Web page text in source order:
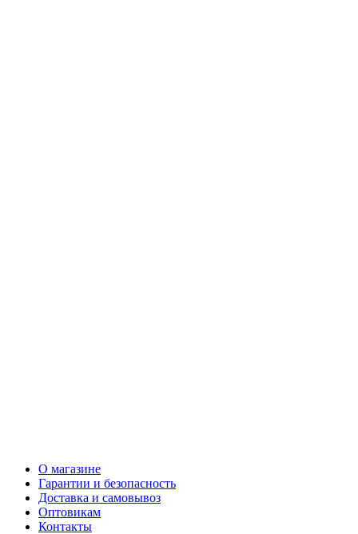
О магазине
Гарантии и безопасность
Доставка и самовывоз
Оптовикам
Контакты